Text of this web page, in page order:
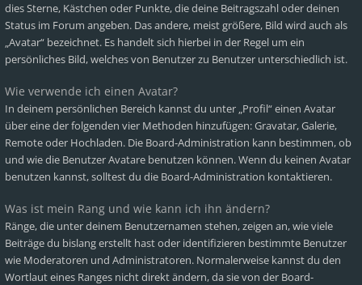
dies Sterne, Kästchen oder Punkte, die deine Beitragszahl oder deinen
Status im Forum angeben. Das andere, meist größere, Bild wird auch als
„Avatar“ bezeichnet. Es handelt sich hierbei in der Regel um ein
persönliches Bild, welches von Benutzer zu Benutzer unterschiedlich ist.
Wie verwende ich einen Avatar?
In deinem persönlichen Bereich kannst du unter „Profil“ einen Avatar
über eine der folgenden vier Methoden hinzufügen: Gravatar, Galerie,
Remote oder Hochladen. Die Board-Administration kann bestimmen, ob
und wie die Benutzer Avatare benutzen können. Wenn du keinen Avatar
benutzen kannst, solltest du die Board-Administration kontaktieren.
Was ist mein Rang und wie kann ich ihn ändern?
Ränge, die unter deinem Benutzernamen stehen, zeigen an, wie viele
Beiträge du bislang erstellt hast oder identifizieren bestimmte Benutzer
wie Moderatoren und Administratoren. Normalerweise kannst du den
Wortlaut eines Ranges nicht direkt ändern, da sie von der Board-